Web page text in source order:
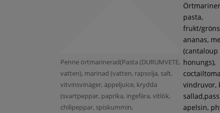
Penne örtmarinerad(Pasta (DURUMVETE,
vatten), marinad (vatten, rapsolja, salt,
vitvinsvinäger, äppeljuice, krydda
(svartpeppar, paprika, ingefära, vitlök,
chilipeppar, spiskummin,
pasta,
frukt/
ananas,
(cantaloup
honungs),
vindruvor,
apelsin,